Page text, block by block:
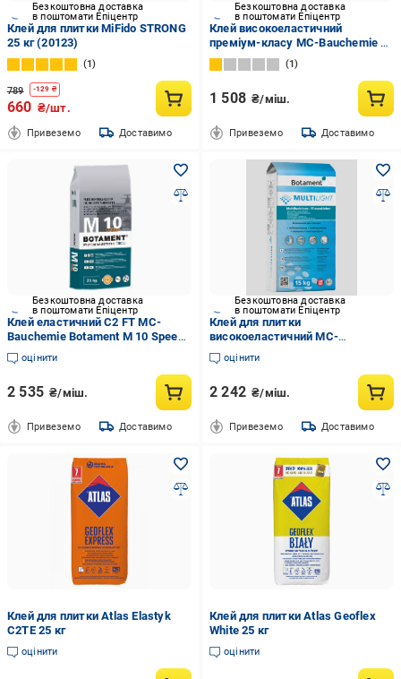
Безкоштовна доставка
в поштомати Епіцентр
Клей для плитки MiFido STRONG
25 кг (20123)
1
789 -129 ₴
660 ₴/шт.
Привеземо Доставимо
Безкоштовна доставка
в поштомати Епіцентр
Клей високоеластичний
преміум-класу MC-Bauchemie M
21 С2 TE S1 HP 20 кг
1
1 508 ₴/міш.
Привеземо Доставимо
Безкоштовна доставка
в поштомати Епіцентр
Клей еластичний C2 FT MC-
Bauchemie Botament M 10 Speed
25 кг
оцінити
2 535 ₴/міш.
Привеземо Доставимо
Безкоштовна доставка
в поштомати Епіцентр
Клей для плитки
високоеластичний MC-
Bauchemie Botament Multilight C2
TE S1 15 кг
оцінити
2 242 ₴/міш.
Привеземо Доставимо
Клей для плитки Atlas Elastyk
C2TE 25 кг
оцінити
Клей для плитки Atlas Geoflex
White 25 кг
оцінити